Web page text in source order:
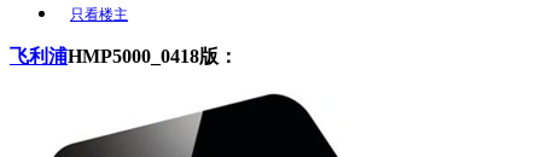
只看楼主
飞利浦HMP5000_0418版：